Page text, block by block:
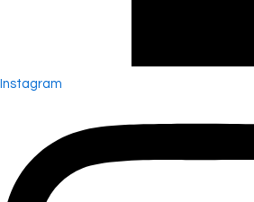
Instagram